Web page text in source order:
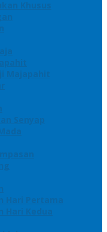
Khusus
Majapahit
Senyap
Hari Pertama
Hari Kedua